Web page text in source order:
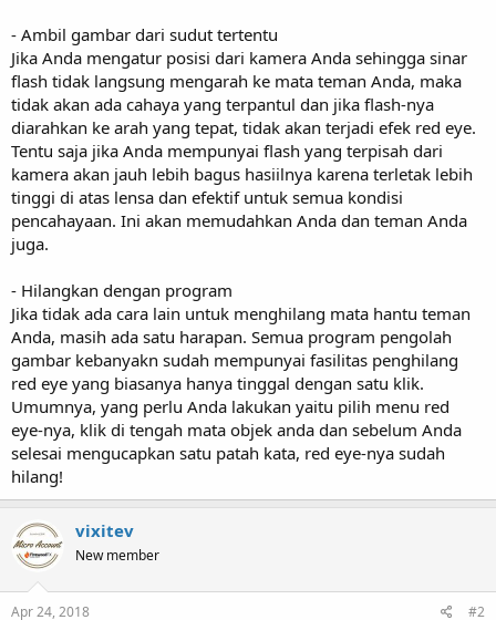
- Ambil gambar dari sudut tertentu
Jika Anda mengatur posisi dari kamera Anda sehingga sinar
flash tidak langsung mengarah ke mata teman Anda, maka
tidak akan ada cahaya yang terpantul dan jika flash-nya
diarahkan ke arah yang tepat, tidak akan terjadi efek red eye.
Tentu saja jika Anda mempunyai flash yang terpisah dari
kamera akan jauh lebih bagus hasiilnya karena terletak lebih
tinggi di atas lensa dan efektif untuk semua kondisi
pencahayaan. Ini akan memudahkan Anda dan teman Anda
juga.
- Hilangkan dengan program
Jika tidak ada cara lain untuk menghilang mata hantu teman
Anda, masih ada satu harapan. Semua program pengolah
gambar kebanyakn sudah mempunyai fasilitas penghilang
red eye yang biasanya hanya tinggal dengan satu klik.
Umumnya, yang perlu Anda lakukan yaitu pilih menu red
eye-nya, klik di tengah mata objek anda dan sebelum Anda
selesai mengucapkan satu patah kata, red eye-nya sudah
hilang!
vixitev
New member
Apr 24, 2018 #2